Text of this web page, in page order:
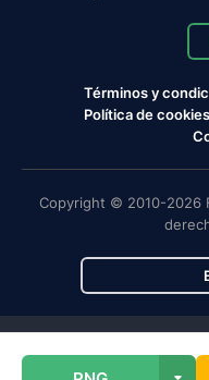
Términos y
Política de cookies
Copyright © 2010-2026